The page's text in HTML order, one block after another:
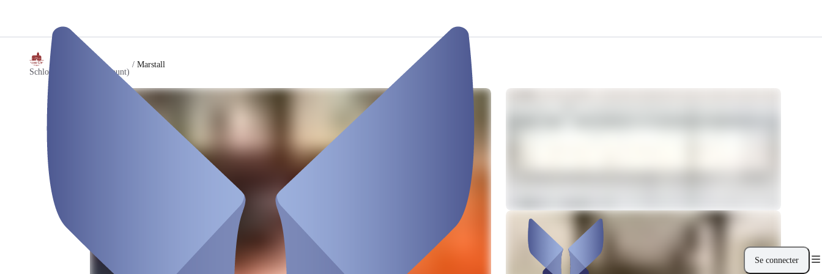
Se connecter
Schloss Oelber (Testaccount)
/ Marstall